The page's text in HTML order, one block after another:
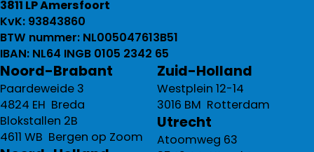
3811 LP Amersfoort
KvK: 93843860
BTW nummer: NL005047613B51
IBAN: NL64 INGB 0105 2342 65
Noord-Brabant
Paardeweide 3
4824 EH Breda
Blokstallen 2B
4611 WB Bergen op Zoom
Zuid-Holland
Westplein 12-14
3016 BM Rotterdam
Utrecht
Atoomweg 63